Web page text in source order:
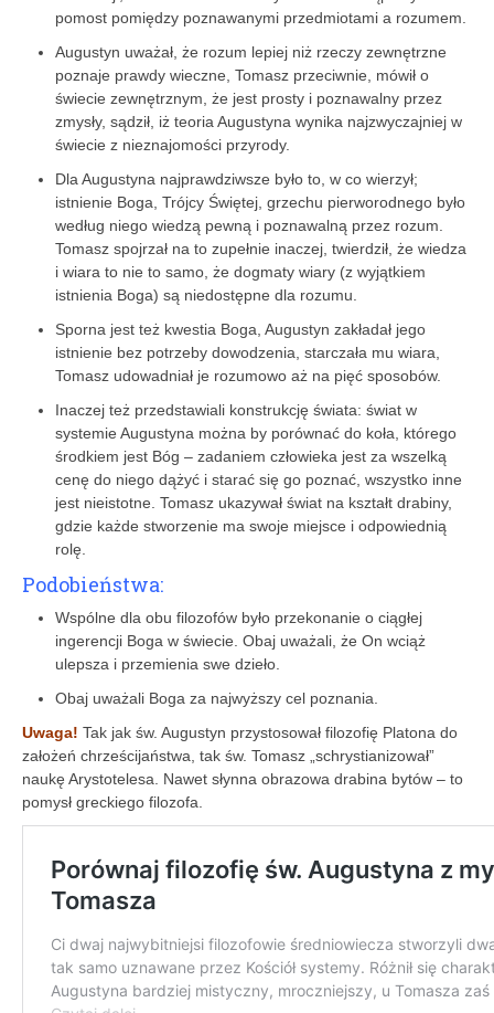
pomost pomiędzy poznawanymi przedmiotami a rozumem.
Augustyn uważał, że rozum lepiej niż rzeczy zewnętrzne
poznaje prawdy wieczne, Tomasz przeciwnie, mówił o
świecie zewnętrznym, że jest prosty i poznawalny przez
zmysły, sądził, iż teoria Augustyna wynika najzwyczajniej w
świecie z nieznajomości przyrody.
Dla Augustyna najprawdziwsze było to, w co wierzył;
istnienie Boga, Trójcy Świętej, grzechu pierworodnego było
według niego wiedzą pewną i poznawalną przez rozum.
Tomasz spojrzał na to zupełnie inaczej, twierdził, że wiedza
i wiara to nie to samo, że dogmaty wiary (z wyjątkiem
istnienia Boga) są niedostępne dla rozumu.
Sporna jest też kwestia Boga, Augustyn zakładał jego
istnienie bez potrzeby dowodzenia, starczała mu wiara,
Tomasz udowadniał je rozumowo aż na pięć sposobów.
Inaczej też przedstawiali konstrukcję świata: świat w
systemie Augustyna można by porównać do koła, którego
środkiem jest Bóg – zadaniem człowieka jest za wszelką
cenę do niego dążyć i starać się go poznać, wszystko inne
jest nieistotne. Tomasz ukazywał świat na kształt drabiny,
gdzie każde stworzenie ma swoje miejsce i odpowiednią
rolę.
Podobieństwa:
Wspólne dla obu filozofów było przekonanie o ciągłej
ingerencji Boga w świecie. Obaj uważali, że On wciąż
ulepsza i przemienia swe dzieło.
Obaj uważali Boga za najwyższy cel poznania.
Uwaga! Tak jak św. Augustyn przystosował filozofię Platona do
założeń chrześcijaństwa, tak św. Tomasz „schrystianizował”
naukę Arystotelesa. Nawet słynna obrazowa drabina bytów – to
pomysł greckiego filozofa.